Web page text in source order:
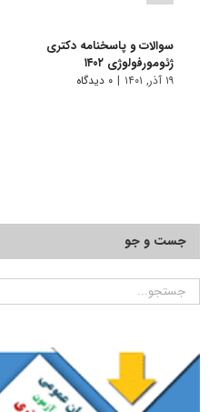
سوالات و پاسخنامه دکتری
ژئومورفولوژی ۱۴۰۲
۱۹ آذر, ۱۴۰۱ | ۰ دیدگاه
جست و جو
جستجو